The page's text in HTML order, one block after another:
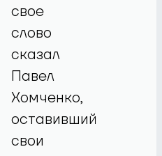
свое
слово
сказал
Павел
Хомченко,
оставивший
свои